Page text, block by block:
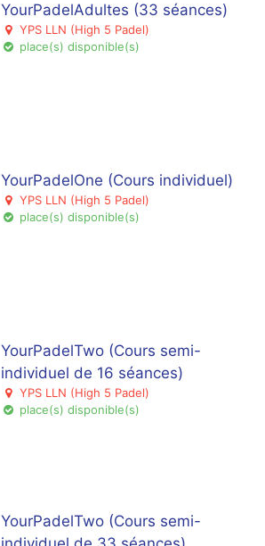
YourPadelAdultes (33 séances)
YPS LLN (High 5 Padel)
place(s) disponible(s)
YourPadelOne (Cours individuel)
YPS LLN (High 5 Padel)
place(s) disponible(s)
YourPadelTwo (Cours semi-
individuel de 16 séances)
YPS LLN (High 5 Padel)
place(s) disponible(s)
YourPadelTwo (Cours semi-